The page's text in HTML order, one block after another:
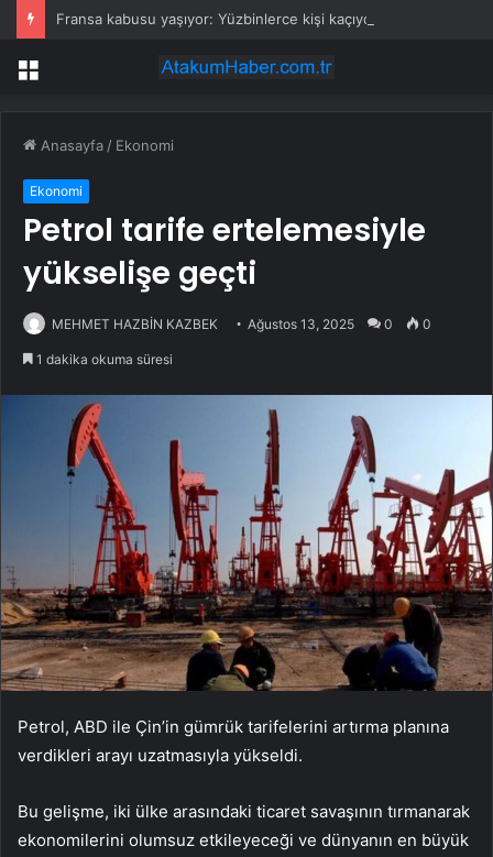
Menü
Anasayfa / Ekonomi
Ekonomi
Petrol tarife ertelemesiyle
yükselişe geçti
MEHMET HAZBİN KAZBEK Ağustos 13, 2025 0 0
1 dakika okuma süresi
Petrol, ABD ile Çin’in gümrük tarifelerini artırma planına
verdikleri arayı uzatmasıyla yükseldi.
Bu gelişme, iki ülke arasındaki ticaret savaşının tırmanarak
ekonomilerini olumsuz etkileyeceği ve dünyanın en büyük